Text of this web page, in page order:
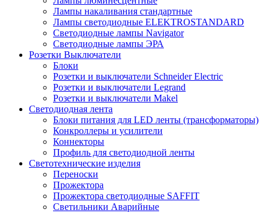
Лампы накаливания стандартные
Лампы светодиодные ELEKTROSTANDARD
Светодиодные лампы Navigator
Светодиодные лампы ЭРА
Розетки Выключатели
Блоки
Розетки и выключатели Schneider Electric
Розетки и выключатели Legrand
Розетки и выключатели Makel
Светодиодная лента
Блоки питания для LED ленты (трансформаторы)
Конкроллеры и усилители
Коннекторы
Профиль для светодиодной ленты
Светотехнические изделия
Переноски
Прожектора
Прожектора светодиодные SAFFIT
Светильники Аварийные